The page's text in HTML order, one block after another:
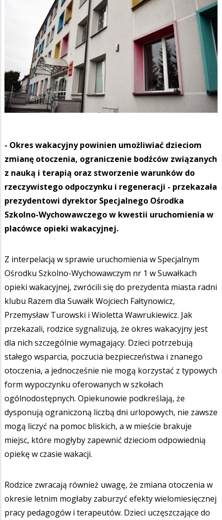
- Okres wakacyjny powinien umożliwiać dzieciom
zmianę otoczenia, ograniczenie bodźców związanych
z nauką i terapią oraz stworzenie warunków do
rzeczywistego odpoczynku i regeneracji - przekazała
prezydentowi dyrektor Specjalnego Ośrodka
Szkolno-Wychowawczego w kwestii uruchomienia w
placówce opieki wakacyjnej.
Z interpelacją w sprawie uruchomienia w Specjalnym
Ośrodku Szkolno-Wychowawczym nr 1 w Suwałkach
opieki wakacyjnej, zwrócili się do prezydenta miasta radni
klubu Razem dla Suwałk Wojciech Fałtynowicz,
Przemysław Turowski i Wioletta Wawrukiewicz. Jak
przekazali, rodzice sygnalizują, że okres wakacyjny jest
dla nich szczególnie wymagający. Dzieci potrzebują
stałego wsparcia, poczucia bezpieczeństwa i znanego
otoczenia, a jednocześnie nie mogą korzystać z typowych
form wypoczynku oferowanych w szkołach
ogólnodostępnych. Opiekunowie podkreślają, że
dysponują ograniczoną liczbą dni urlopowych, nie zawsze
mogą liczyć na pomoc bliskich, a w mieście brakuje
miejsc, które mogłyby zapewnić dzieciom odpowiednią
opiekę w czasie wakacji.
Rodzice zwracają również uwagę, że zmiana otoczenia w
okresie letnim mogłaby zaburzyć efekty wielomiesięcznej
pracy pedagogów i terapeutów. Dzieci uczęszczające do